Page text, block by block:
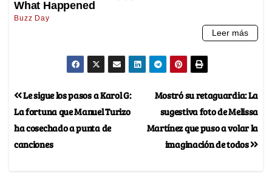
Mostró su retaguardia: La
sugestiva foto de Melissa
Martínez que puso a volar la
imaginación de todos
Le sigue los pasos a Karol G:
La fortuna que Manuel Turizo
ha cosechado a punta de
canciones